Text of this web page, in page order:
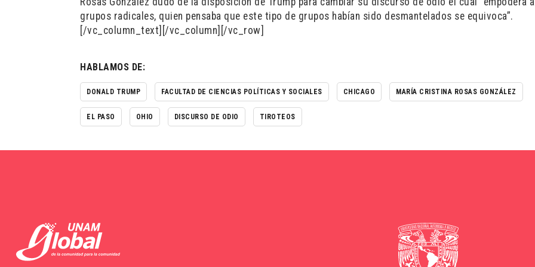
grupos radicales, quien pensaba que este tipo de grupos habían sido desmantelados se equivoca”.
[/vc_column_text][/vc_column][/vc_row]
HABLAMOS DE:
DONALD TRUMP FACULTAD DE CIENCIAS POLÍTICAS Y SOCIALES CHICAGO MARÍA CRISTINA ROSAS GONZÁLEZ
EL PASO OHIO DISCURSO DE ODIO TIROTEOS